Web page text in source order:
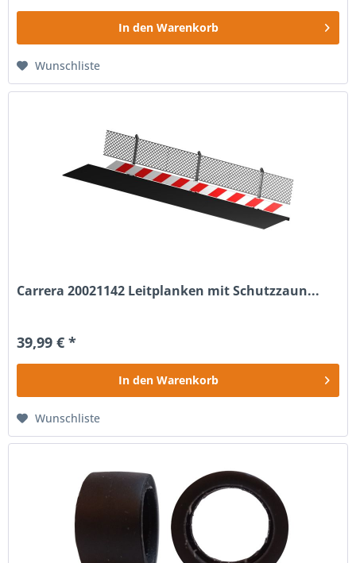
In den Warenkorb
Wunschliste
Carrera 20021142 Leitplanken mit Schutzzaun...
39,99 € *
In den Warenkorb
Wunschliste